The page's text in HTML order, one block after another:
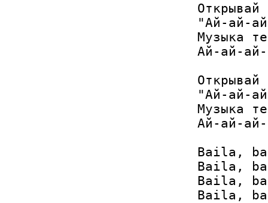
"Ай-ай-
Музыка
Ай-ай-
"Ай-ай-
Музыка
Ай-ай-
Baila,
Baila,
Baila,
Baila,